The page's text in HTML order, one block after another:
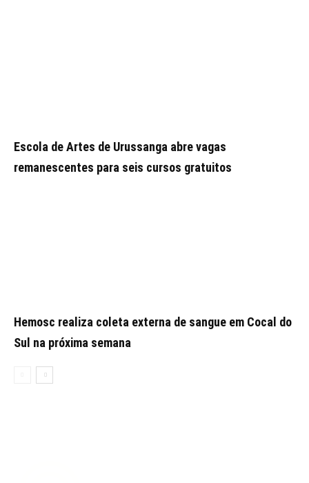
Escola de Artes de Urussanga abre vagas
remanescentes para seis cursos gratuitos
Hemosc realiza coleta externa de sangue em Cocal do
Sul na próxima semana